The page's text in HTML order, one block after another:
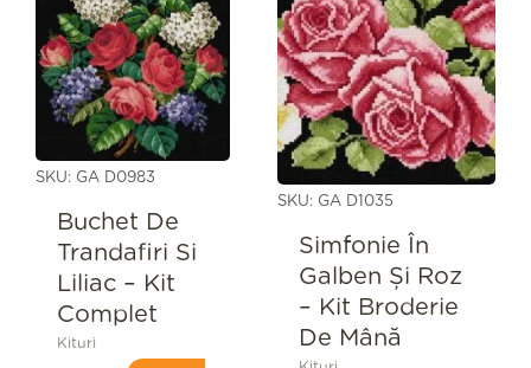
SKU: GA D0983
Buchet De
Trandafiri Si
Liliac – Kit
Complet
Kituri
SKU: GA D1035
Simfonie În
Galben Și Roz
– Kit Broderie
De Mână